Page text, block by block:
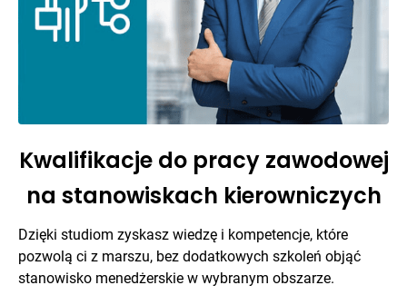
Kwalifikacje do pracy zawodowej
na stanowiskach kierowniczych
Dzięki studiom zyskasz wiedzę i kompetencje, które
pozwolą ci z marszu, bez dodatkowych szkoleń objąć
stanowisko menedżerskie w wybranym obszarze.